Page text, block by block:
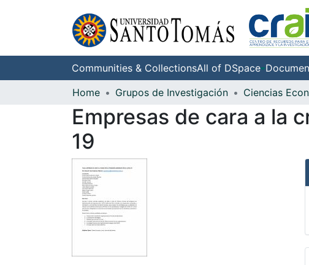
Communities & CollectionsAll of DSpace
Home
Grupos de Investigación
Empresas de cara a la
19